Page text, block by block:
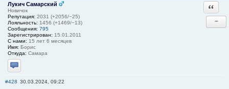
Лукич Самарский
Новичок
Репутация: 2031 (+2056/−25)
Лояльность: 1456 (+1469/−13)
Сообщения: 795
Зарегистрирован: 15.01.2011
С нами: 15 лет 6 месяцев
Имя: Борис
Откуда: Самара
Отправить личное сообщение
−
#428 30.03.2024, 09:22